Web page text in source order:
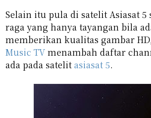
Selain itu pula di satelit Asiasat
raga yang hanya tayangan bila
memberikan kualitas gambar
Music TVmenambah daftar
ada pada satelit asiasat 5.